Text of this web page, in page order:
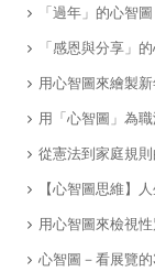
「過年」的心智圖
「感恩與分享」
用心智圖來繪製
用「心智圖」為
從憲法到家庭規則
【心智圖思維】
用心智圖來檢視
心智圖－看展覽